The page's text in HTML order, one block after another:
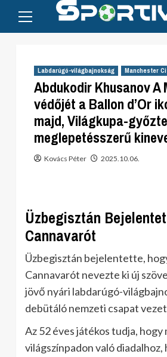
content
Menu
Labdarúgó-világbajnokság Manchester
Abdukodir Khusanov A
védőjét a Ballon d’Or
majd, Világkupa-
meglepetésszerű
Kovács Péter 2025.10.06.
Üzbegisztán
Cannavarót
Üzbegisztán bejelentette,
Cannavarót nevezte ki új
jövő nyári labdarúgó-
debütáló nemzeti csapat
Az 52 éves játékos tudja, hogy
világszínpadon való diadalhoz,